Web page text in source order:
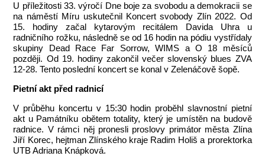
U příležitosti 33. výročí Dne boje za svobodu a demokracii se
na náměstí Míru uskutečnil Koncert svobody Zlín 2022. Od
15. hodiny začal kytarovým recitálem Davida Uhra u
radničního rožku, následně se od 16 hodin na pódiu vystřídaly
skupiny Dead Race Far Sorrow, WIMS a O 18 měsíců
později. Od 19. hodiny zakončil večer slovenský blues ZVA
12-28. Tento poslední koncert se konal v Zelenáčově šopě.
Pietní akt před radnicí
V průběhu koncertu v 15:30 hodin proběhl slavnostní pietní
akt u Památníku obětem totality, který je umístěn na budově
radnice. V rámci něj pronesli proslovy primátor města Zlína
Jiří Korec, hejtman Zlínského kraje Radim Holiš a prorektorka
UTB Adriana Knápková.